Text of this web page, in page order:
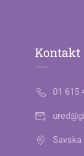
Kontakt
01 615
Savska